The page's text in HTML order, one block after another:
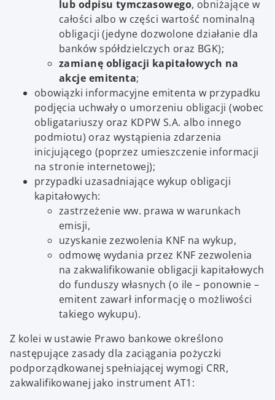
lub odpisu tymczasowego, obniżające w
całości albo w części wartość nominalną
obligacji (jedyne dozwolone działanie dla
banków spółdzielczych oraz BGK);
zamianę obligacji kapitałowych na
akcje emitenta;
obowiązki informacyjne emitenta w przypadku
podjęcia uchwały o umorzeniu obligacji (wobec
obligatariuszy oraz KDPW S.A. albo innego
podmiotu) oraz wystąpienia zdarzenia
inicjującego (poprzez umieszczenie informacji
na stronie internetowej);
przypadki uzasadniające wykup obligacji
kapitałowych:
zastrzeżenie ww. prawa w warunkach
emisji,
uzyskanie zezwolenia KNF na wykup,
odmowę wydania przez KNF zezwolenia
na zakwalifikowanie obligacji kapitałowych
do funduszy własnych (o ile – ponownie –
emitent zawarł informację o możliwości
takiego wykupu).
Z kolei w ustawie Prawo bankowe określono
następujące zasady dla zaciągania pożyczki
podporządkowanej spełniającej wymogi CRR,
zakwalifikowanej jako instrument AT1: